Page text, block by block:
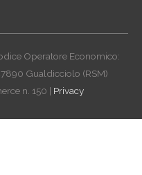
Operatore Economico:
Gualdicciolo (RSM)
n. 150 | Privacy